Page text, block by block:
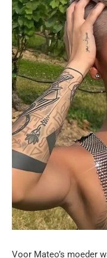
Voor Mateo’s moeder